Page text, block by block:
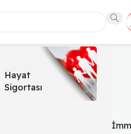
Hayat
Sigortası
İmm